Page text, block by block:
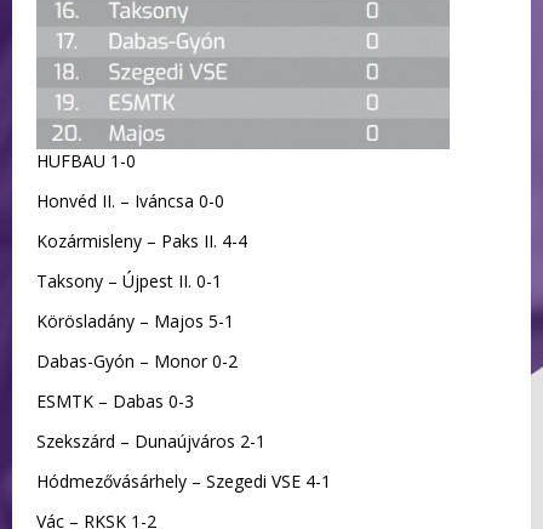
HUFBAU 1-0
Honvéd II. – Iváncsa 0-0
Kozármisleny – Paks II. 4-4
Taksony – Újpest II. 0-1
Körösladány – Majos 5-1
Dabas-Gyón – Monor 0-2
ESMTK – Dabas 0-3
Szekszárd – Dunaújváros 2-1
Hódmezővásárhely – Szegedi VSE 4-1
Vác – RKSK 1-2